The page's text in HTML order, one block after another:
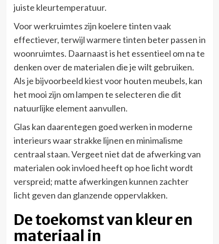
juiste kleurtemperatuur.
Voor werkruimtes zijn koelere tinten vaak
effectiever, terwijl warmere tinten beter passen in
woonruimtes. Daarnaast is het essentieel om na te
denken over de materialen die je wilt gebruiken.
Als je bijvoorbeeld kiest voor houten meubels, kan
het mooi zijn om lampen te selecteren die dit
natuurlijke element aanvullen.
Glas kan daarentegen goed werken in moderne
interieurs waar strakke lijnen en minimalisme
centraal staan. Vergeet niet dat de afwerking van
materialen ook invloed heeft op hoe licht wordt
verspreid; matte afwerkingen kunnen zachter
licht geven dan glanzende oppervlakken.
De toekomst van kleur en
materiaal in